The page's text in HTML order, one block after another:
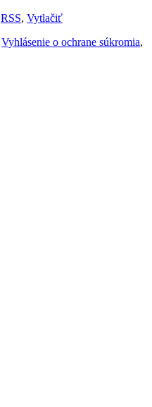
RSS, Vytlačiť
Vyhlásenie o ochrane súkromia,